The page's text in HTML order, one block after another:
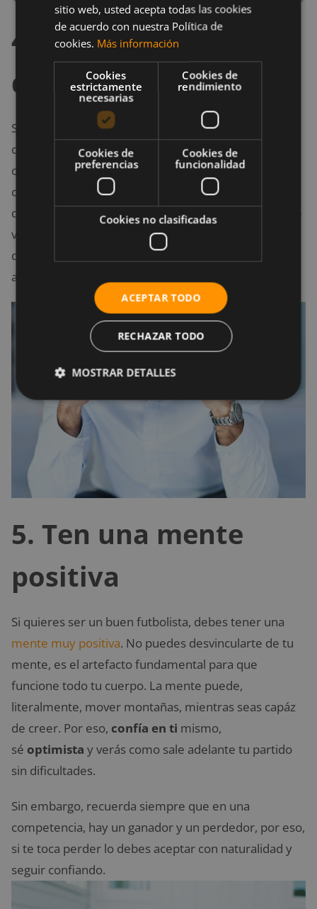
4. Concéntrate antes
del partido
Si quieres ser un profesional, debes ser capaz de
concentrarte al igual que lo hacen ellos. El día previo,
o los días previos, evita salir de fiesta o consumir
comidas que pueden perjudicarte. Se consciente
de que quieres ser un profesional del fútbol y de que
vas a afrontar partidos muy importantes. No puedes
desconcentrarte, sino, le darás a tu rival ventaja para
aprovechar tus fallos.
5. Ten una mente
positiva
Si quieres ser un buen futbolista, debes tener una
mente muy positiva. No puedes desvincularte de tu
mente, es el artefacto fundamental para que
funcione todo tu cuerpo. La mente puede,
literalmente, mover montañas, mientras seas capáz
de creer. Por eso, confía en ti mismo,
sé optimista y verás como sale adelante tu partido
sin dificultades.
Sin embargo, recuerda siempre que en una
competencia, hay un ganador y un perdedor, por eso,
si te toca perder lo debes aceptar con naturalidad y
seguir confiando.
sitio web, usted acepta todas las cookies
de acuerdo con nuestra Política de
cookies. Más información
Cookies
estrictamente
necesarias
Cookies de
rendimiento
Cookies de
preferencias
Cookies de
funcionalidad
Cookies no clasificadas
ACEPTAR TODO
RECHAZAR TODO
MOSTRAR DETALLES